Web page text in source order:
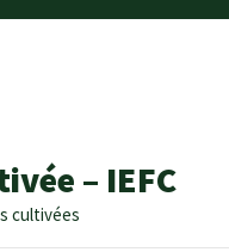
– IEFC
cultivées